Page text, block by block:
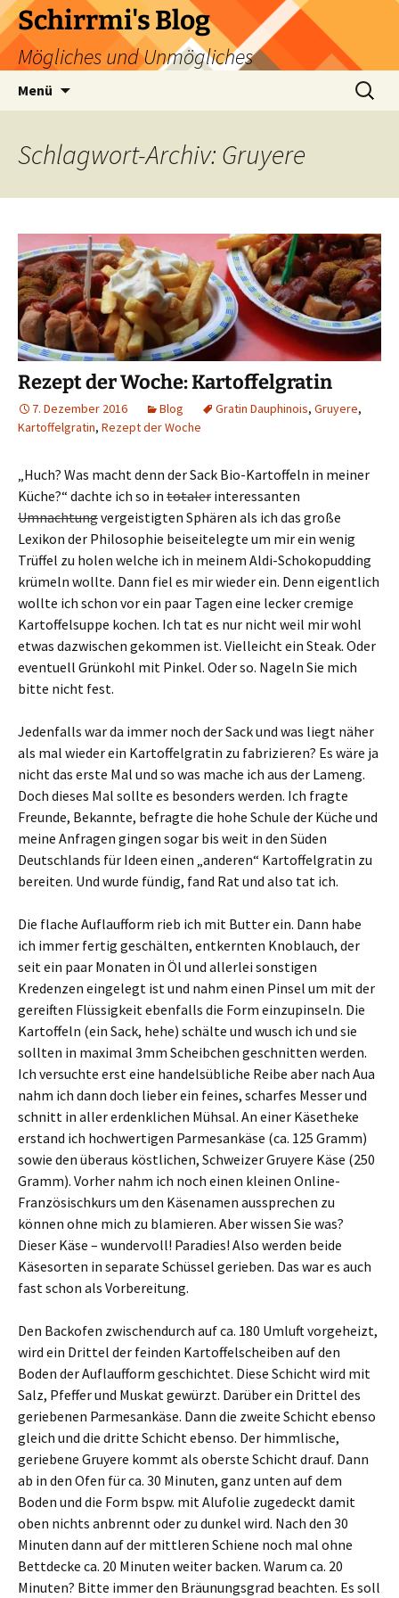
Zum
Inhalt
springen
Schirrmi's Blog
Mögliches und Unmögliches
Menü
Suchen
nach:
Schlagwort-Archiv: Gruyere
Rezept der Woche: Kartoffelgratin
7. Dezember 2016 Blog Gratin Dauphinois, Gruyere,
Kartoffelgratin, Rezept der Woche
„Huch? Was macht denn der Sack Bio-Kartoffeln in meiner
Küche?“ dachte ich so in totaler interessanten
Umnachtungvergeistigten Sphären als ich das große
Lexikon der Philosophie beiseitelegte um mir ein wenig
Trüffel zu holen welche ich in meinem Aldi-Schokopudding
krümeln wollte. Dann fiel es mir wieder ein. Denn eigentlich
wollte ich schon vor ein paar Tagen eine lecker cremige
Kartoffelsuppe kochen. Ich tat es nur nicht weil mir wohl
etwas dazwischen gekommen ist. Vielleicht ein Steak. Oder
eventuell Grünkohl mit Pinkel. Oder so. Nageln Sie mich
bitte nicht fest.
Jedenfalls war da immer noch der Sack und was liegt näher
als mal wieder ein Kartoffelgratin zu fabrizieren? Es wäre ja
nicht das erste Mal und so was mache ich aus der Lameng.
Doch dieses Mal sollte es besonders werden. Ich fragte
Freunde, Bekannte, befragte die hohe Schule der Küche und
meine Anfragen gingen sogar bis weit in den Süden
Deutschlands für Ideen einen „anderen“ Kartoffelgratin zu
bereiten. Und wurde fündig, fand Rat und also tat ich.
Die flache Auflaufform rieb ich mit Butter ein. Dann habe
ich immer fertig geschälten, entkernten Knoblauch, der
seit ein paar Monaten in Öl und allerlei sonstigen
Kredenzen eingelegt ist und nahm einen Pinsel um mit der
gereiften Flüssigkeit ebenfalls die Form einzupinseln. Die
Kartoffeln (ein Sack, hehe) schälte und wusch ich und sie
sollten in maximal 3mm Scheibchen geschnitten werden.
Ich versuchte erst eine handelsübliche Reibe aber nach Aua
nahm ich dann doch lieber ein feines, scharfes Messer und
schnitt in aller erdenklichen Mühsal. An einer Käsetheke
erstand ich hochwertigen Parmesankäse (ca. 125 Gramm)
sowie den überaus köstlichen, Schweizer Gruyere Käse (250
Gramm). Vorher nahm ich noch einen kleinen Online-
Französischkurs um den Käsenamen aussprechen zu
können ohne mich zu blamieren. Aber wissen Sie was?
Dieser Käse – wundervoll! Paradies! Also werden beide
Käsesorten in separate Schüssel gerieben. Das war es auch
fast schon als Vorbereitung.
Den Backofen zwischendurch auf ca. 180 Umluft vorgeheizt,
wird ein Drittel der feinden Kartoffelscheiben auf den
Boden der Auflaufform geschichtet. Diese Schicht wird mit
Salz, Pfeffer und Muskat gewürzt. Darüber ein Drittel des
geriebenen Parmesankäse. Dann die zweite Schicht ebenso
gleich und die dritte Schicht ebenso. Der himmlische,
geriebene Gruyere kommt als oberste Schicht drauf. Dann
ab in den Ofen für ca. 30 Minuten, ganz unten auf dem
Boden und die Form bspw. mit Alufolie zugedeckt damit
oben nichts anbrennt oder zu dunkel wird. Nach den 30
Minuten dann auf der mittleren Schiene noch mal ohne
Bettdecke ca. 20 Minuten weiter backen. Warum ca. 20
Minuten? Bitte immer den Bräunungsgrad beachten. Es soll